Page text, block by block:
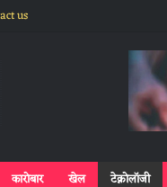
us
कारोबार खेल टेक्नोलॉजी